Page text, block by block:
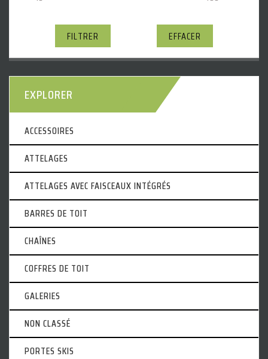
FILTRER EFFACER
EXPLORER
ACCESSOIRES
ATTELAGES
ATTELAGES AVEC FAISCEAUX INTÉGRÉS
BARRES DE TOIT
CHAÎNES
COFFRES DE TOIT
GALERIES
NON CLASSÉ
PORTES SKIS